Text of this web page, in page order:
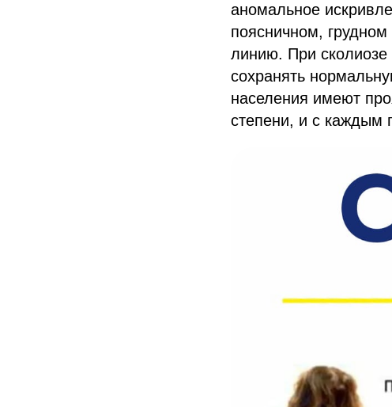
аномальное
поясничном,
линию. При сколиозе
сохранять
населения имеют
степени, и с каждым